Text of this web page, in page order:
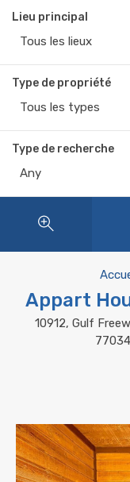
Lieu principal
Tous les lieux
Type de propriété
Tous les types
Type de recherche
Any
Appart
10912, Gulf